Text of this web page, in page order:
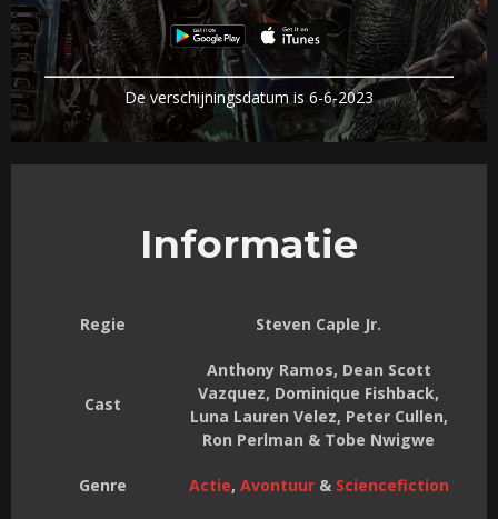
De verschijningsdatum is 6-6-2023
Informatie
Regie Steven Caple Jr.
Cast
Anthony Ramos, Dean Scott
Vazquez, Dominique Fishback,
Luna Lauren Velez, Peter Cullen,
Ron Perlman & Tobe Nwigwe
Genre Actie, Avontuur& Sciencefiction